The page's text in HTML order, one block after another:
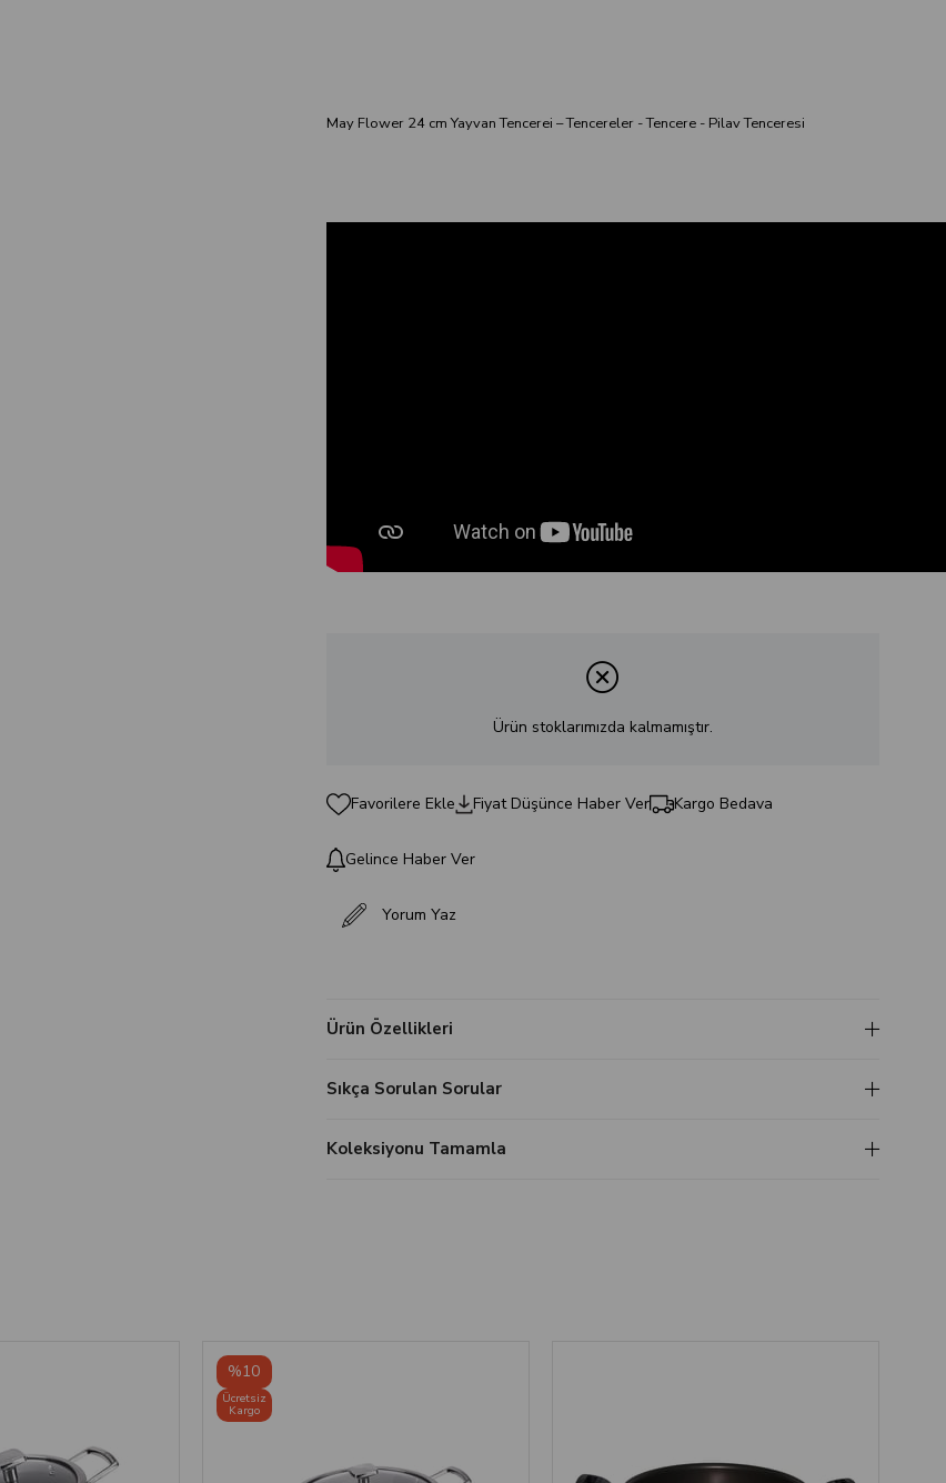
May Flower 24 cm Yayvan Tencerei – Tencereler - Tencere - Pilav Tenceresi
Ürün stoklarımızda kalmamıştır.
Favorilere Ekle Fiyat Düşünce Haber Ver Kargo Bedava
Gelince Haber Ver
Yorum Yaz
Ürün Özellikleri
Sıkça Sorulan Sorular
Koleksiyonu Tamamla
%10
Ücretsiz
Kargo